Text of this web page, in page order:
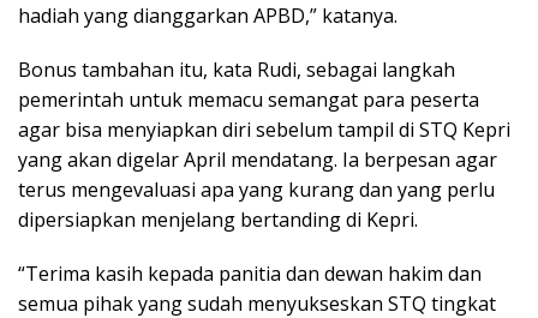
hadiah yang dianggarkan APBD,” katanya.
Bonus tambahan itu, kata Rudi, sebagai langkah
pemerintah untuk memacu semangat para peserta
agar bisa menyiapkan diri sebelum tampil di STQ Kepri
yang akan digelar April mendatang. Ia berpesan agar
terus mengevaluasi apa yang kurang dan yang perlu
dipersiapkan menjelang bertanding di Kepri.
“Terima kasih kepada panitia dan dewan hakim dan
semua pihak yang sudah menyukseskan STQ tingkat